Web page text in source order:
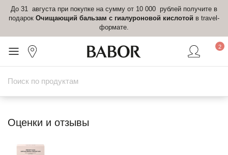
До 31 августа при покупке на сумму от 10 000 рублей получите в
подарок Очищающий бальзам с гиалуроновой кислотой в travel-
формате.
2
Оценки и отзывы